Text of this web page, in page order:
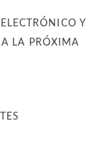
Y
LA PRÓXIMA